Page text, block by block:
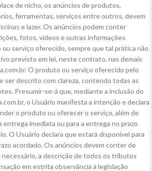
de nicho, os anúncios de produtos,
ferramentas, serviços entre outros, devem
e lazer. Os anúncios podem conter
fotos, vídeos e outras informações
serviço oferecido, sempre que tal prática não
previsto em lei, neste contrato, nas demais
O produto ou serviço oferecido pelo
ser descrito com clareza, contendo todas as
Presumir-se-á que, mediante a inclusão do
o Usuário manifesta a intenção e declara
o produto ou oferecer o serviço, além de
imediata ou para a entrega no prazo
O Usuário declara que estará disponível para
acordado. Os anúncios devem conter de
necessário, a descrição de todos os tributos
em estrita observância à legislação